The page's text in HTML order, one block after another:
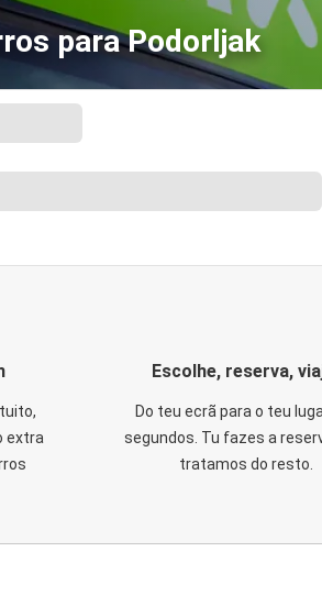
para Podorljak
extra
Escolhe, reserva,
Do teu ecrã para o teu
segundos. Tu fazes a
tratamos do resto.